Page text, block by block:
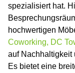
spezialisiert hat.
hochwertigen
Coworking, DC
auf Nachhaltigkeit
Es bietet eine